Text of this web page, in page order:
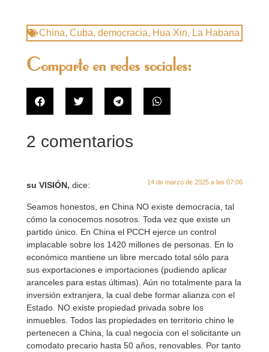
China, Cuba, democracia, Hua Xin, La Habana
Comparte en redes sociales:
2 comentarios
su VISIÓN, dice: 14 de marzo de 2025 a las 07:06
Seamos honestos, en China NO existe democracia, tal
cómo la conocemos nosotros. Toda vez que existe un
partido único. En China el PCCH ejerce un control
implacable sobre los 1420 millones de personas. En lo
económico mantiene un libre mercado total sólo para
sus exportaciones e importaciones (pudiendo aplicar
aranceles para estas últimas). Aún no totalmente para la
inversión extranjera, la cual debe formar alianza con el
Estado. NO existe propiedad privada sobre los
inmuebles. Todos las propiedades en territorio chino le
pertenecen a China, la cual negocia con el solicitante un
comodato precario hasta 50 años, renovables. Por tanto